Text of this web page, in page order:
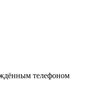
телефоном